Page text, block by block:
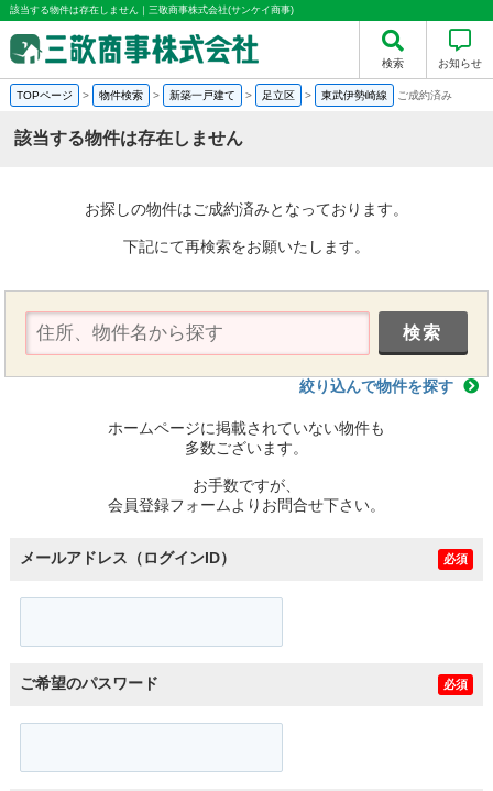
該当する物件は存在しません｜三敬商事株式会社(サンケイ商事)
検索 お知らせ
TOPページ > 物件検索 > 新築一戸建て > 足立区 > 東武伊勢崎線 ご成約済み
該当する物件は存在しません
お探しの物件はご成約済みとなっております。
下記にて再検索をお願いたします。
絞り込んで物件を探す
ホームページに掲載されていない物件も
多数ございます。
お手数ですが、
会員登録フォームよりお問合せ下さい。
メールアドレス（ログインID） 必須
ご希望のパスワード 必須